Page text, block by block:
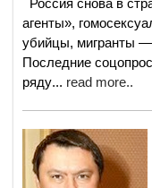
Россия снова в
агенты»,
убийцы, мигранты —
Последние
ряду... read more..